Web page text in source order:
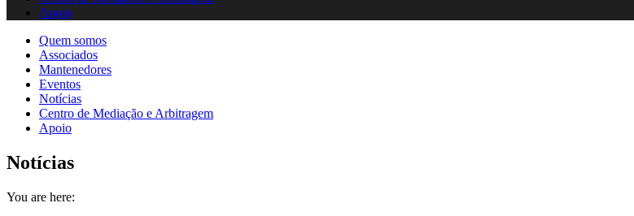
Apoio
Quem somos
Associados
Mantenedores
Eventos
Notícias
Centro de Mediação e Arbitragem
Apoio
Notícias
You are here: